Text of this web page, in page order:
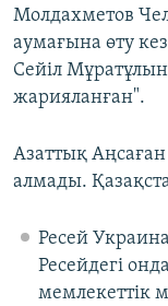
Молдахметов
аумағына өту
Сейіл
жарияланған".
Азаттық
алмады.
Ресей
Ресейдегі
мемлекеттік